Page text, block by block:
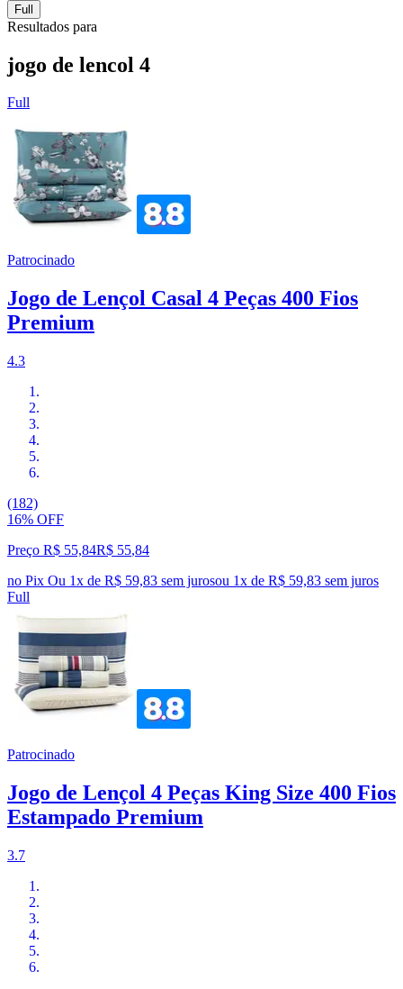
Full
Resultados para
jogo de lencol 4
Full
Patrocinado
Jogo de Lençol Casal 4 Peças 400 Fios
Premium
4.3
(182)
16% OFF
Preço R$ 55,84R$ 55,84
no Pix Ou 1x de R$ 59,83 sem jurosou 1x de R$ 59,83 sem juros
Full
Patrocinado
Jogo de Lençol 4 Peças King Size 400 Fios
Estampado Premium
3.7